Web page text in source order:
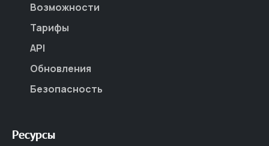
Возможности
Тарифы
API
Обновления
Безопасность
Ресурсы